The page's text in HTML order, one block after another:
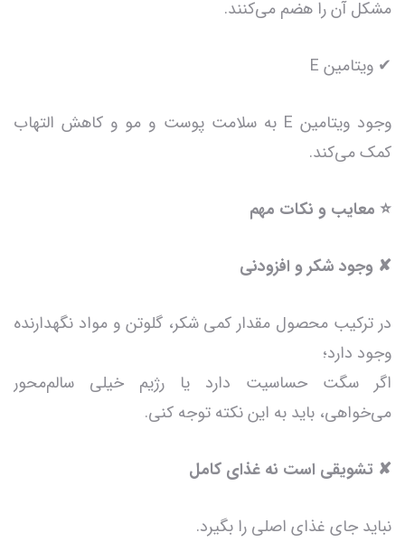
مشکل آن را هضم می‌کنند.
✔ ویتامین E
وجود ویتامین E به سلامت پوست و مو و کاهش التهاب
کمک می‌کند.
⭐ معایب و نکات مهم
✘ وجود شکر و افزودنی
در ترکیب محصول مقدار کمی شکر، گلوتن و مواد نگهدارنده
وجود دارد؛
اگر سگت حساسیت دارد یا رژیم خیلی سالم‌محور
می‌خواهی، باید به این نکته توجه کنی.
✘ تشویقی است نه غذای کامل
نباید جای غذای اصلی را بگیرد.